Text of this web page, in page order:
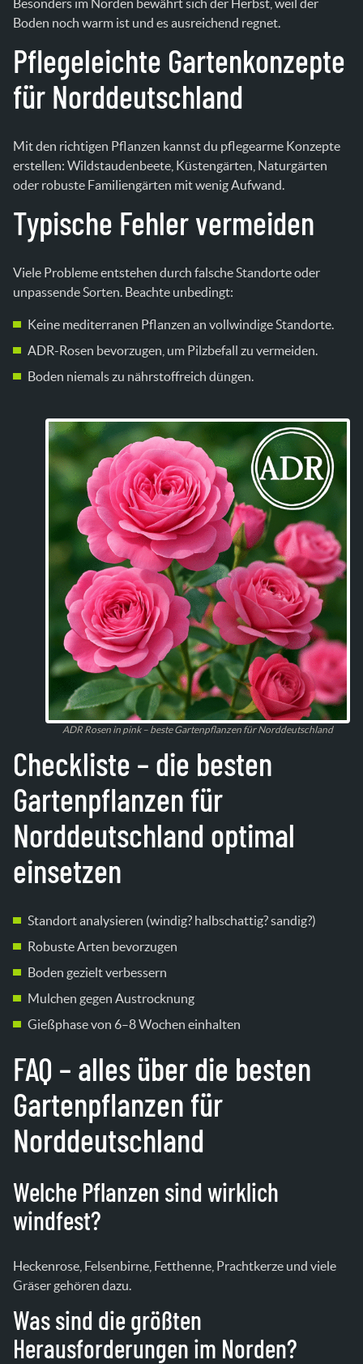
Boden noch warm ist und es ausreichend regnet.
Pflegeleichte Gartenkonzepte
für Norddeutschland
Mit den richtigen Pflanzen kannst du pflegearme Konzepte
erstellen: Wildstaudenbeete, Küstengärten, Naturgärten
oder robuste Familiengärten mit wenig Aufwand.
Typische Fehler vermeiden
Viele Probleme entstehen durch falsche Standorte oder
unpassende Sorten. Beachte unbedingt:
Keine mediterranen Pflanzen an vollwindige Standorte.
ADR-Rosen bevorzugen, um Pilzbefall zu vermeiden.
Boden niemals zu nährstoffreich düngen.
ADR Rosen in pink – beste Gartenpflanzen für Norddeutschland
Checkliste – die besten
Gartenpflanzen für
Norddeutschland optimal
einsetzen
Standort analysieren (windig? halbschattig? sandig?)
Robuste Arten bevorzugen
Boden gezielt verbessern
Mulchen gegen Austrocknung
Gießphase von 6–8 Wochen einhalten
FAQ – alles über die besten
Gartenpflanzen für
Norddeutschland
Welche Pflanzen sind wirklich
windfest?
Heckenrose, Felsenbirne, Fetthenne, Prachtkerze und viele
Gräser gehören dazu.
Was sind die größten
Herausforderungen im Norden?